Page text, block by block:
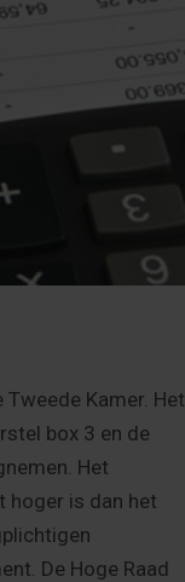
Kamer. Het
box 3 en de
Het
hoger is dan het
De Hoge Raad